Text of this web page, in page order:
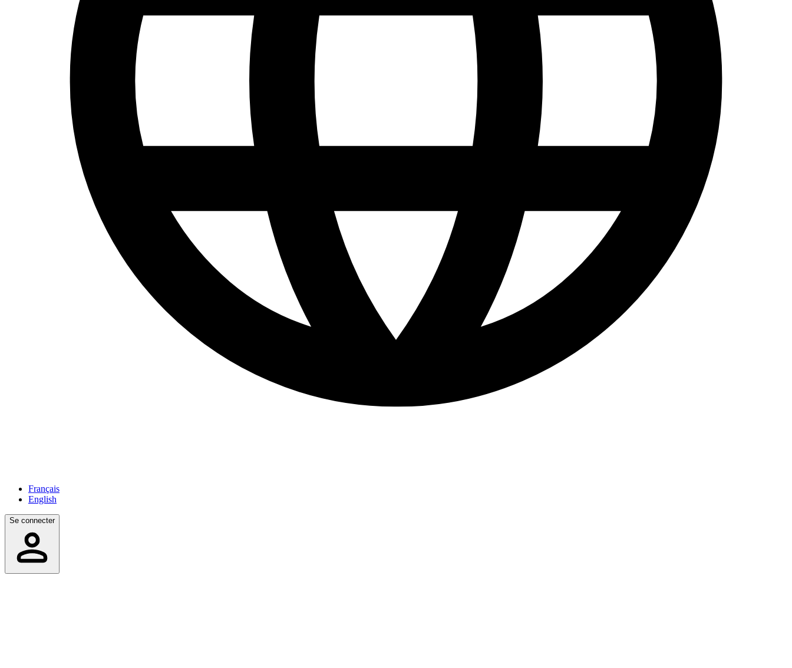
Français
English
Se connecter